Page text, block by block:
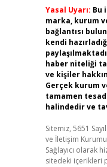
Yasal Uyarı: Bu
marka, kurum
bağlantısı
kendi
haber niteliği
ve kişiler
Gerçek kurum
tamamen
halindedir ve
Sitemiz, 5651
ve İletişim
Sağlayıcı olarak
sitedeki içerikleri